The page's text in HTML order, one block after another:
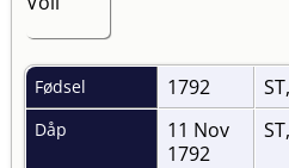
Fødsel 1792
Dåp
11 Nov
1792